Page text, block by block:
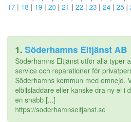
17 | 18 | 19 | 20 | 21 | 22 | 23 | 24 | 25 |
1. Söderhamns Eltjänst AB
Söderhamns Eltjänst utför alla typer
service och reparationer för
Söderhamns kommun med omnejd.
elbilsladdare eller kanske dra ny el i
en snabb [...]
https://soderhamnseltjanst.se